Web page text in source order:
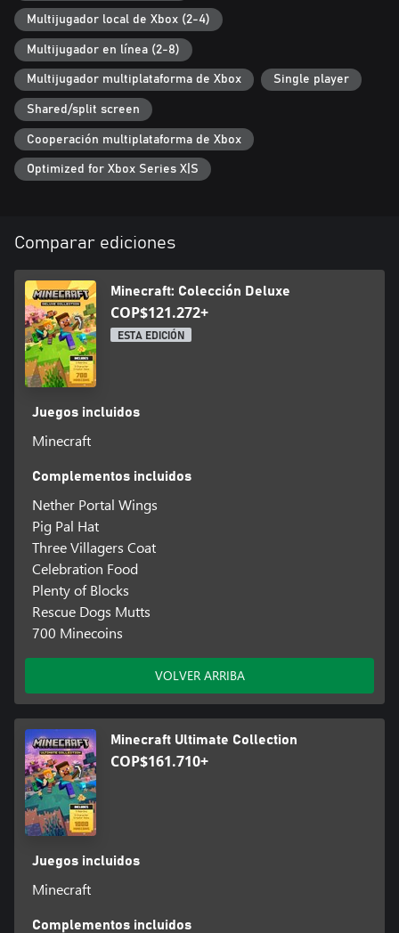
**Gasta minecoins en mundos de aventuras épicos, aspectos y
demás contenido imaginativo de los creadores en el Marketplace
de Minecraft.
Multijugador local de Xbox (2-4)
Multijugador en línea (2-8)
Multijugador multiplataforma de Xbox Single player
Shared/split screen
Cooperación multiplataforma de Xbox
Optimized for Xbox Series X|S
Comparar ediciones
Minecraft: Colección Deluxe
COP$121.272+
ESTA EDICIÓN
Juegos incluidos
Minecraft
Complementos incluidos
Nether Portal Wings
Pig Pal Hat
Three Villagers Coat
Celebration Food
Plenty of Blocks
Rescue Dogs Mutts
700 Minecoins
VOLVER ARRIBA
Minecraft Ultimate Collection
COP$161.710+
Juegos incluidos
Minecraft
Complementos incluidos